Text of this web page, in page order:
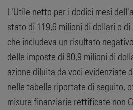
L'Utile netto per i dodici mesi
stato di 119,6 milioni di dollari o
che includeva un risultato
delle imposte di 80,9 milioni di
azione diluita da voci evidenziate
nelle tabelle riportate di seguito,
misure finanziarie rettificate non